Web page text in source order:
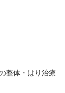
整体・はり治療